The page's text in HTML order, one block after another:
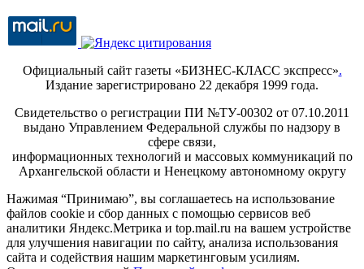
Официальный сайт газеты «БИЗНЕС-КЛАСС экспресс».
Издание зарегистрировано 22 декабря 1999 года.
Свидетельство о регистрации ПИ №ТУ-00302 от 07.10.2011
выдано Управлением Федеральной службы по надзору в
сфере связи,
информационных технологий и массовых коммуникаций по
Архангельской области и Ненецкому автономному округу
Нажимая “Принимаю”, вы соглашаетесь на использование
файлов cookie и сбор данных с помощью сервисов веб
аналитики Яндекс.Метрика и top.mail.ru на вашем устройстве
для улучшения навигации по сайту, анализа использования
сайта и содействия нашим маркетинговым усилиям.